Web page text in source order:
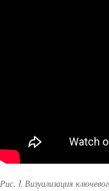
Рис. 1. Визуализация